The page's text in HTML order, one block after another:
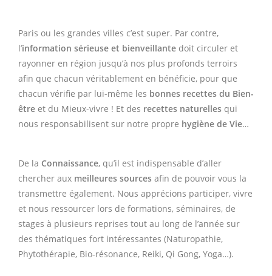
Paris ou les grandes villes c’est super. Par contre,
l’information sérieuse et bienveillante doit circuler et
rayonner en région jusqu’à nos plus profonds terroirs
afin que chacun véritablement en bénéficie, pour que
chacun vérifie par lui-même les bonnes recettes du Bien-
être et du Mieux-vivre ! Et des recettes naturelles qui
nous responsabilisent sur notre propre hygiène de Vie…
De la Connaissance, qu’il est indispensable d’aller
chercher aux meilleures sources afin de pouvoir vous la
transmettre également. Nous apprécions participer, vivre
et nous ressourcer lors de formations, séminaires, de
stages à plusieurs reprises tout au long de l’année sur
des thématiques fort intéressantes (Naturopathie,
Phytothérapie, Bio-résonance, Reiki, Qi Gong, Yoga…).